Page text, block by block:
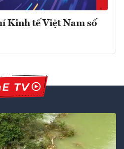
Kinh tế Việt Nam số